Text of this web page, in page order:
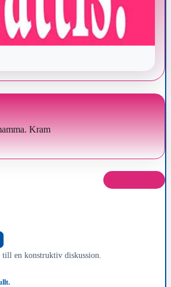
Kram
en konstruktiv diskussion.